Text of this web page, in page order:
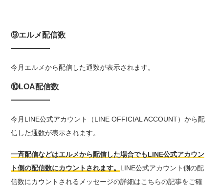
⑨エルメ配信数
今月エルメから配信した通数が表示されます。
⑩LOA配信数
今月LINE公式アカウント（LINE OFFICIAL ACCOUNT）から配
信した通数が表示されます。
一斉配信などはエルメから配信した場合でもLINE公式アカウン
ト側の配信数にカウントされます。 LINE公式アカウント側の配
信数にカウントされるメッセージの詳細はこちらの記事をご確